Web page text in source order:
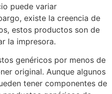
puede variar
existe la creencia de
estos productos son de
la impresora.
genéricos por menos de
original. Aunque algunos
tener componentes de